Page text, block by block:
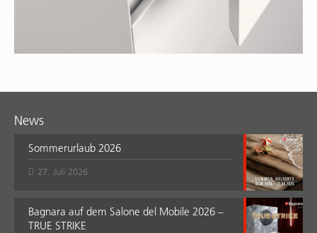
News
Sommerurlaub 2026
27. Juli 2026
Bagnara auf dem Salone del Mobile 2026 –
TRUE STRIKE